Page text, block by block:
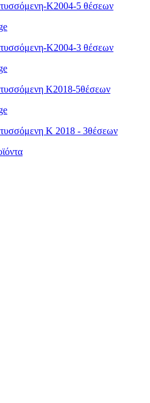
Κ2004-5 θέσεων
Κ2004-3 θέσεων
Κ2018-5θέσεων
Κ 2018 - 3θέσεων